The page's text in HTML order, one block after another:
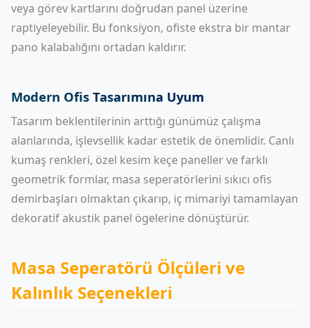
veya görev kartlarını doğrudan panel üzerine
raptiyeleyebilir. Bu fonksiyon, ofiste ekstra bir mantar
pano kalabalığını ortadan kaldırır.
Modern Ofis Tasarımına Uyum
Tasarım beklentilerinin arttığı günümüz çalışma
alanlarında, işlevsellik kadar estetik de önemlidir. Canlı
kumaş renkleri, özel kesim keçe paneller ve farklı
geometrik formlar, masa seperatörlerini sıkıcı ofis
demirbaşları olmaktan çıkarıp, iç mimariyi tamamlayan
dekoratif akustik panel ögelerine dönüştürür.
Masa Seperatörü Ölçüleri ve
Kalınlık Seçenekleri